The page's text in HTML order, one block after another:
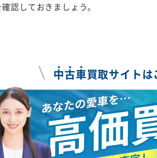
認しておきましょう。
中古車買取サイトは